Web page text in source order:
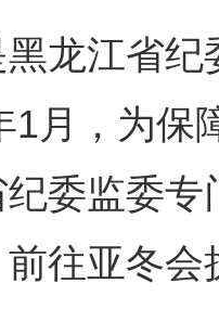
江省纪
1月，为保
委监委
往亚冬